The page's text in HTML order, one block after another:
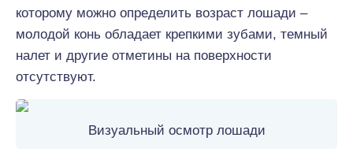
которому можно определить возраст лошади –
молодой конь обладает крепкими зубами, темный
налет и другие отметины на поверхности
отсутствуют.
Визуальный осмотр лошади